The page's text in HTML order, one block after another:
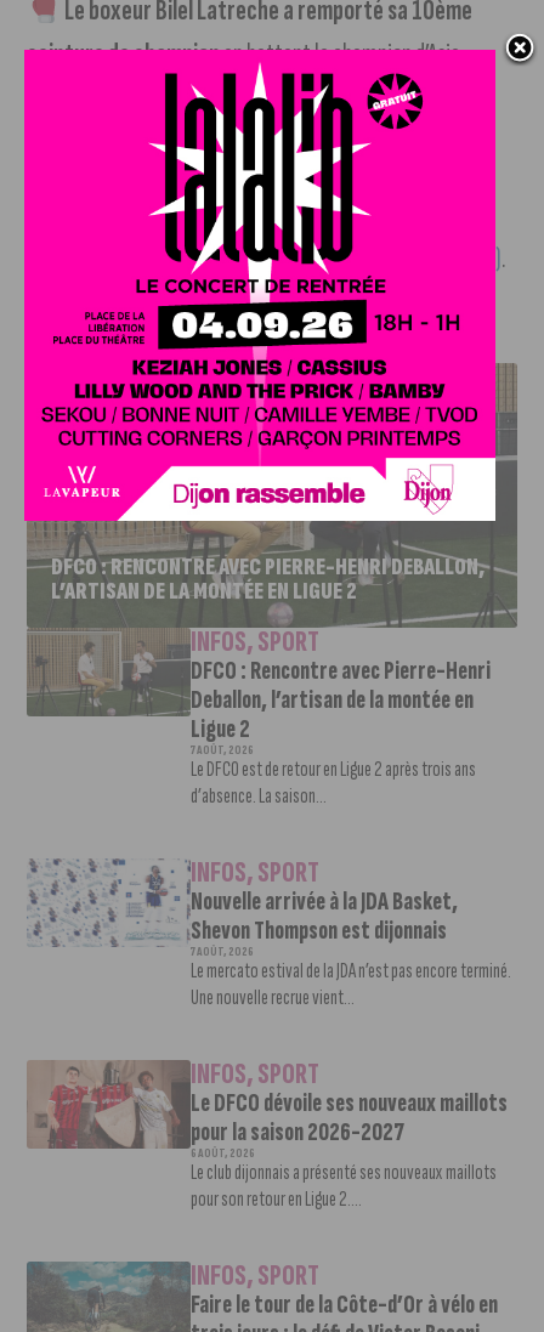
Le boxeur Bilel Latreche a remporté sa 10ème
ceinture de championen battant le champion d’Asie
Thoadsak Sinam par K.O au 5ème round en Thaïlande.
d’infos dans notre article (suivre notre lien).
Le Stade Dijonnais pourrait se maintenir en
+ d’infos dans notre article (suivre notre lien).
J'AIME LE DFCO
DFCO : RENCONTRE AVEC PIERRE-HENRI DEBALLON,
L’ARTISAN DE LA MONTÉE EN LIGUE 2
INFOS,SPORT
DFCO : Rencontre avec Pierre-Henri
Deballon, l’artisan de la montée en
Ligue 2
7 AOÛT, 2026
Le DFCO est de retour en Ligue 2 après trois ans
d’absence. La saison...
INFOS,SPORT
Nouvelle arrivée à la JDA Basket,
Shevon Thompson est dijonnais
7 AOÛT, 2026
Le mercato estival de la JDA n’est pas encore terminé.
Une nouvelle recrue vient...
INFOS,SPORT
Le DFCO dévoile ses nouveaux maillots
pour la saison 2026-2027
6 AOÛT, 2026
Le club dijonnais a présenté ses nouveaux maillots
pour son retour en Ligue 2....
INFOS,SPORT
Faire le tour de la Côte-d’Or à vélo en